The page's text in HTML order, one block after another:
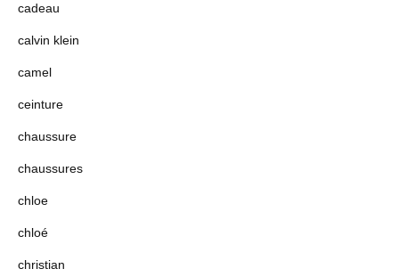
cadeau
calvin klein
camel
ceinture
chaussure
chaussures
chloe
chloé
christian